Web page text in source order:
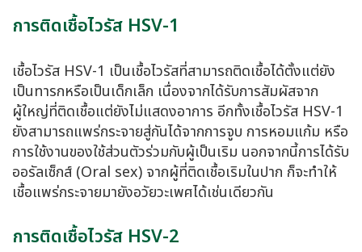
การติดเชื้อไวรัส HSV-1
เชื้อไวรัส HSV-1 เป็นเชื้อไวรัสที่สามารถติดเชื้อได้ตั้งแต่ยัง
เป็นทารกหรือเป็นเด็กเล็ก เนื่องจากได้รับการสัมผัสจาก
ผู้ใหญ่ที่ติดเชื้อแต่ยังไม่แสดงอาการ อีกทั้งเชื้อไวรัส HSV-1
ยังสามารถแพร่กระจายสู่กันได้จากการจูบ การหอมแก้ม หรือ
การใช้งานของใช้ส่วนตัวร่วมกับผู้เป็นเริม นอกจากนี้การได้รับ
ออรัลเซ็กส์ (Oral sex) จากผู้ที่ติดเชื้อเริมในปาก ก็จะทำให้
เชื้อแพร่กระจายมายังอวัยวะเพศได้เช่นเดียวกัน
การติดเชื้อไวรัส HSV-2